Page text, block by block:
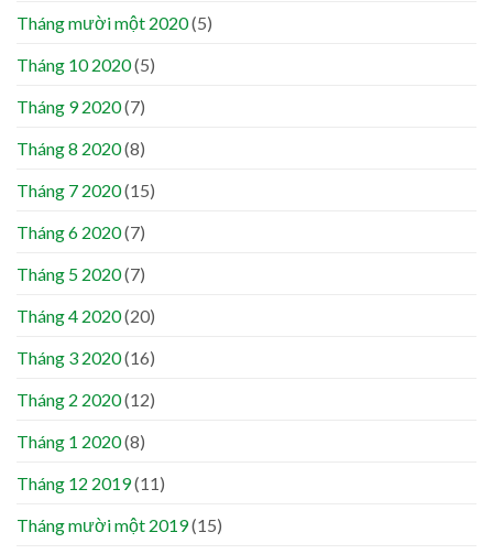
Tháng mười một 2020(5)
Tháng 10 2020(5)
Tháng 9 2020(7)
Tháng 8 2020(8)
Tháng 7 2020(15)
Tháng 6 2020(7)
Tháng 5 2020(7)
Tháng 4 2020(20)
Tháng 3 2020(16)
Tháng 2 2020(12)
Tháng 1 2020(8)
Tháng 12 2019(11)
Tháng mười một 2019(15)